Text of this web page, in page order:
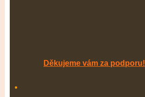
Děkujeme vám za podporu!
•